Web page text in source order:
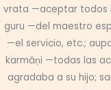
vrata —aceptar todos
guru —del maestro
—el servicio, etc.;
karmāṇi —todas las
agradaba a su hijo;